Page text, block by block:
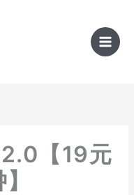
【19元